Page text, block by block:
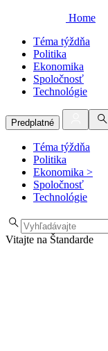
Home
Téma týždňa
Politika
Ekonomika
Spoločnosť
Technológie
Predplatné
Téma týždňa
Politika
Ekonomika >
Spoločnosť
Technológie
Vitajte na Štandarde